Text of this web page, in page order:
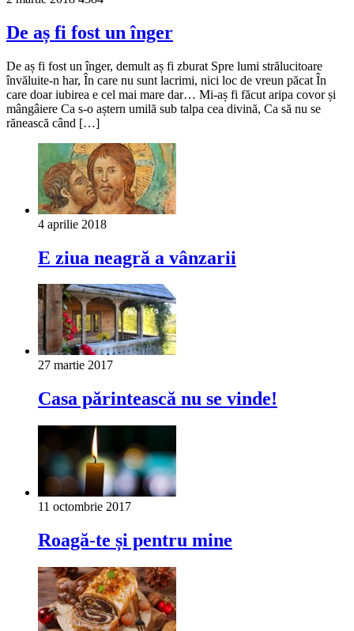
De aș fi fost un înger
De aș fi fost un înger, demult aș fi zburat Spre lumi strălucitoare
învăluite-n har, În care nu sunt lacrimi, nici loc de vreun păcat În
care doar iubirea e cel mai mare dar… Mi-aș fi făcut aripa covor și
mângâiere Ca s-o aștern umilă sub talpa cea divină, Ca să nu se
rănească când […]
4 aprilie 2018
E ziua neagră a vânzarii
27 martie 2017
Casa părintească nu se vinde!
11 octombrie 2017
Roagă-te și pentru mine